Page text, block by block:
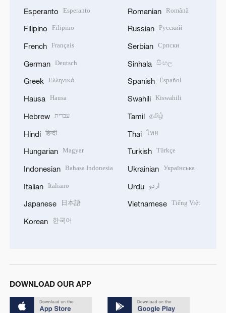
Esperanto Esperanto
Filipino Filipino
French Français
German Deutsch
Greek Ελληνικά
Hausa Hausa
Hebrew עברית
Hindi हिन्दी
Hungarian Magyar
Indonesian Bahasa Indonesia
Italian Italiano
Japanese 日本語
Korean 한국어
Romanian Română
Russian Русский
Serbian Српски
Sinhala සිංහල
Spanish Español
Swahili Kiswahili
Tamil தமிழ்
Thai ไทย
Turkish Türkçe
Ukrainian Українська
Urdu اردو
Vietnamese Tiếng Việt
DOWNLOAD OUR APP